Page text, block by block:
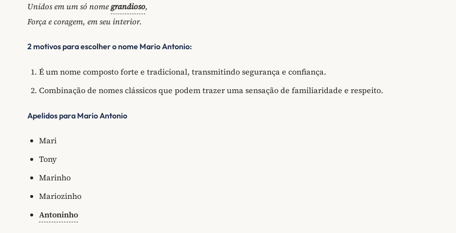
Unidos em um só nomegrandioso,
Força e coragem, em seu interior.
2 motivos para escolher o nome Mario Antonio:
É um nome composto forte e tradicional, transmitindo segurança e confiança.
Combinação de nomes clássicos que podem trazer uma sensação de familiaridade e respeito.
Apelidos para Mario Antonio
Mari
Tony
Marinho
Mariozinho
Antoninho